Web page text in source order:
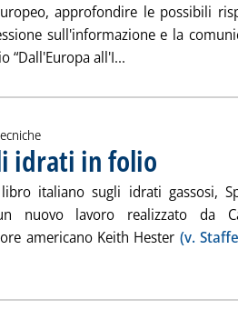
approfondire le possibili
sull'informazione e la
“Dall'Europa all'I...
idrati in folio
italiano sugli idrati gassosi,
nuovo lavoro realizzato da
americano Keith Hester (v.